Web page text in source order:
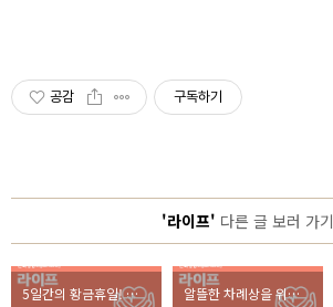
공감 구독하기
'라이프' 다른 글 보러 가기
5일간의 황금휴일! 한 눈에 보는 추석TV특선영화편성표 알뜰한 차례상을 위한 필수정보! 팔도 재래시장 총정리